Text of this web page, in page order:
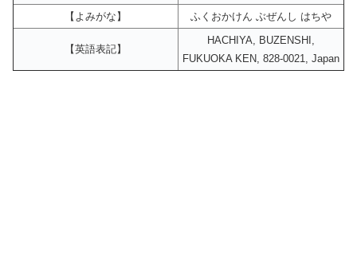
【よみがな】
ふくおかけん ぶぜんし はちや
【英語表記】
HACHIYA, BUZENSHI,
FUKUOKA KEN, 828-0021, Japan